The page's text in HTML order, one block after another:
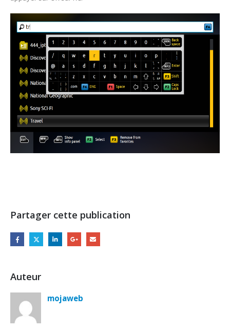
Partager cette publication
Auteur
mojaweb